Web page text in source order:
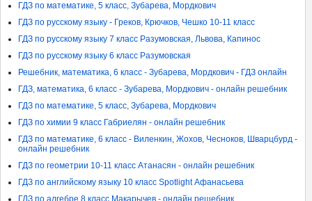
ГДЗ по математике, 5 класс, Зубарева, Мордкович
ГДЗ по русскому языку - Греков, Крючков, Чешко 10-11 класс
ГДЗ по русскому языку 7 класс Разумовская, Львова, Капинос
ГДЗ по русскому языку 6 класс Разумовская
Решебник, математика, 6 класс - Зубарева, Мордкович - ГДЗ онлайн
ГДЗ, математика, 6 класс - Зубарева, Мордкович - онлайн решебник
ГДЗ по математике, 5 класс, Зубарева, Мордкович
ГДЗ по химии 9 класс Габриелян - онлайн решебник
ГДЗ по математике, 6 класс - Виленкин, Жохов, Чесноков, Шварцбурд -
онлайн решебник
ГДЗ по геометрии 10-11 класс Атанасян - онлайн решебник
ГДЗ по английскому языку 10 класс Spotlight Афанасьева